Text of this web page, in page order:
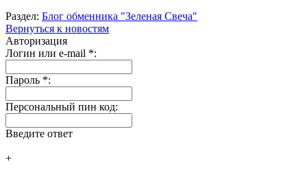
Раздел: Блог обменника "Зеленая Свеча"
Вернуться к новостям
Авторизация
Логин или e-mail *:
Пароль *:
Персональный пин код:
Введите ответ
+